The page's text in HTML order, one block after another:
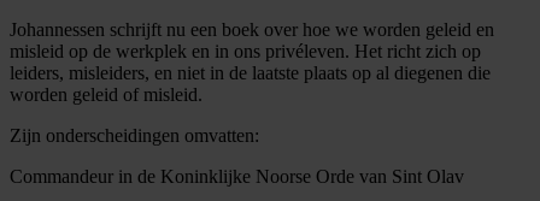
Johannessen schrijft nu een boek over hoe we worden geleid en
misleid op de werkplek en in ons privéleven. Het richt zich op
leiders, misleiders, en niet in de laatste plaats op al diegenen die
worden geleid of misleid.
Zijn onderscheidingen omvatten:
Commandeur in de Koninklijke Noorse Orde van Sint Olav